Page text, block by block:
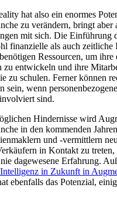
hat also ein enormes
zu verändern, bringt aber
mit sich. Die Einführung
finanzielle als auch zeitliche
Ressourcen, um ihre
zu entwickeln und ihre
zu schulen. Ferner können
sein, wenn
sind.
Hindernisse wird
in den kommenden
und -vermittlern
in Kontakt zu
dagewesene Erfahrung.
in Zukunft in
ebenfalls das Potenzial,